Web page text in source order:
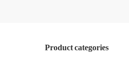
Product categories